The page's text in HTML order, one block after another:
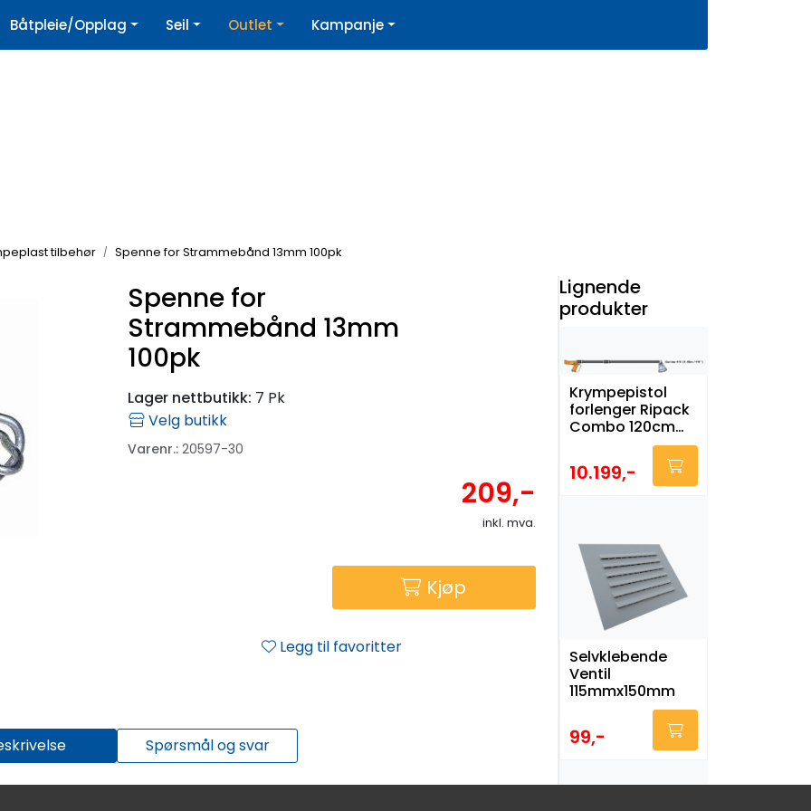
| Nyhetsbrev
Båtpleie/Opplag Seil Outlet Kampanje
tilbehør Spenne for Strammebånd 13mm 100pk
Spenne for
Strammebånd 13mm
100pk
Lager nettbutikk: 7 Pk
Velg butikk
Varenr.: 20597-30
209,-
inkl. mva.
Kjøp
Legg til favoritter
Spørsmål og svar
Lignende
produkter
Krympepistol
forlenger Ripack
Combo 120cm
10.199,-
Selvklebende
Ventil
115mmx150mm
99,-